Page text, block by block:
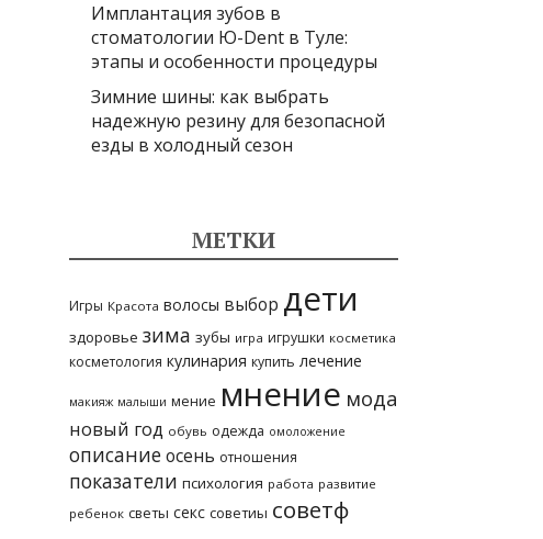
Имплантация зубов в
стоматологии Ю-Dent в Туле:
этапы и особенности процедуры
Зимние шины: как выбрать
надежную резину для безопасной
езды в холодный сезон
МЕТКИ
Игры Красота волосы выбор дети
здоровье зима зубы игра игрушки косметика
косметология кулинария купить лечение
макияж малыши мение мнение мода
новый год обувь одежда омоложение
описаниеосень отношения
показатели психология работа развитие
ребенок светы секс советиы советф